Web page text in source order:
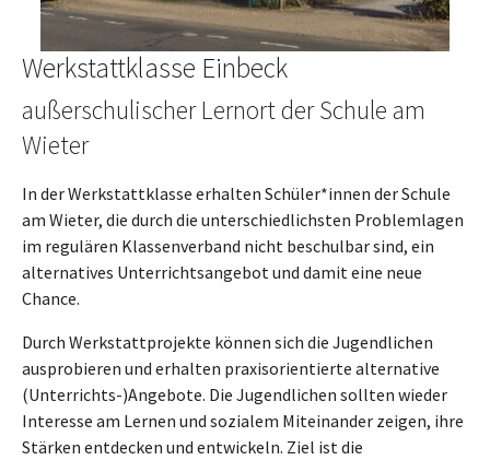
Werkstattklasse Einbeck
außerschulischer Lernort der Schule am
Wieter
In der Werkstattklasse erhalten Schüler*innen der Schule
am Wieter, die durch die unterschiedlichsten Problemlagen
im regulären Klassenverband nicht beschulbar sind, ein
alternatives Unterrichtsangebot und damit eine neue
Chance.
Durch Werkstattprojekte können sich die Jugendlichen
ausprobieren und erhalten praxisorientierte alternative
(Unterrichts-)Angebote. Die Jugendlichen sollten wieder
Interesse am Lernen und sozialem Miteinander zeigen, ihre
Stärken entdecken und entwickeln. Ziel ist die